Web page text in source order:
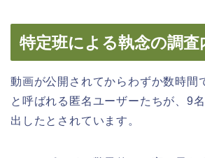
特定班による執念の調査
動画が公開されてからわずか数時間
と呼ばれる匿名ユーザーたちが、9
出したとされています。